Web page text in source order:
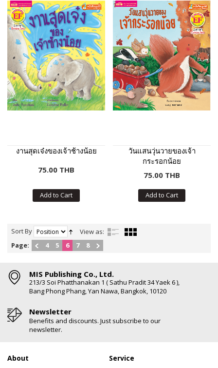
งานสุดเจ๋งของเจ้าช้างน้อย
75.00 THB
Add to Cart
วันแสนวุ่นวายของเจ้า
กระรอกน้อย
75.00 THB
Add to Cart
Sort By
View as:
Page:
4 5 6 7 8
MIS Publishing Co., Ltd.
213/3 Soi Phatthanakan 1 ( Sathu Pradit 34 Yaek 6 ),
Bang Phong Phang, Yan Nawa, Bangkok, 10120
Newsletter
Benefits and discounts. Just subscribe to our
newsletter.
About Service